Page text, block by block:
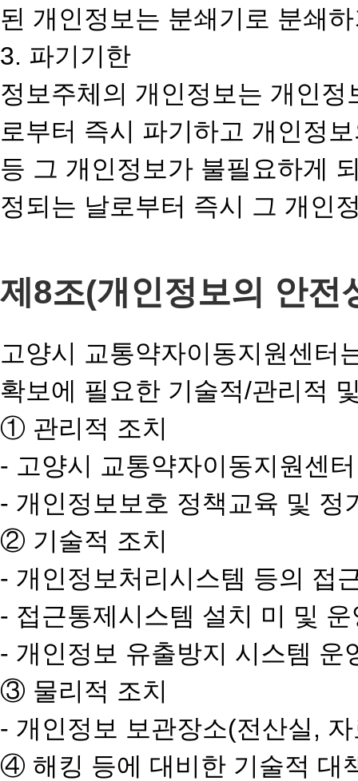
된 개인정보는 분쇄기로 분쇄
3. 파기기한
정보주체의 개인정보는 개인
로부터 즉시 파기하고 개인정
등 그 개인정보가 불필요하게
정되는 날로부터 즉시 그 개인
제8조(개인정보의 안전
고양시 교통약자이동지원센터
확보에 필요한 기술적/관리적
① 관리적 조치
- 고양시 교통약자이동지원센
- 개인정보보호 정책교육 및 정
② 기술적 조치
- 개인정보처리시스템 등의 접
- 접근통제시스템 설치 미 및
- 개인정보 유출방지 시스템 운
③ 물리적 조치
- 개인정보 보관장소(전산실,
④ 해킹 등에 대비한 기술적 대